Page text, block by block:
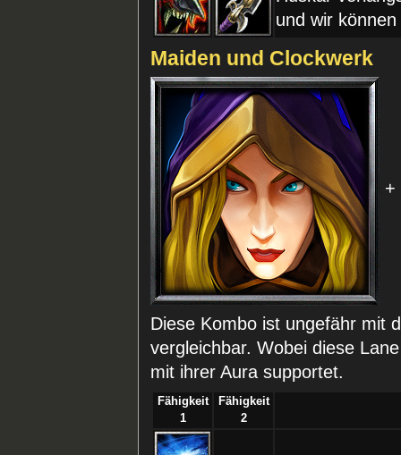
und wir
Maiden und Clockwerk
+
Diese Kombo ist ungefähr mit
vergleichbar. Wobei diese
mit ihrer Aura supportet.
Fähigkeit
1
Fähigkeit
2